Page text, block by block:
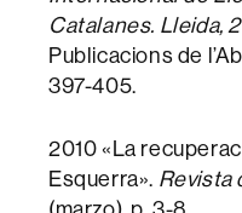
Catalanes. Lleida,
Publicacions de
397-405.
2010 «La
Esquerra». Revista